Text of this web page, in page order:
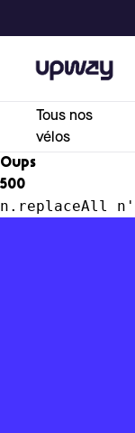
Upway
Tous nos
vélos
Oups
500
n.replaceAll